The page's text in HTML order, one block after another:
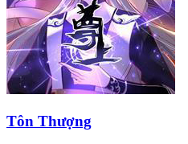
Tôn Thượng